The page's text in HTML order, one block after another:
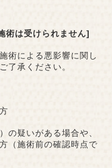
術は受けられません]
術による悪影響に関し
了承ください。
の疑いがある場合や、
（施術前の確認時点で